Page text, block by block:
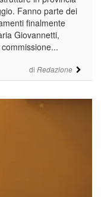
di Redazione
Fanno parte dei
finalmente
Giovannetti,